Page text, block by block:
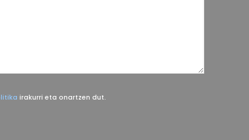
irakurri eta onartzen dut.